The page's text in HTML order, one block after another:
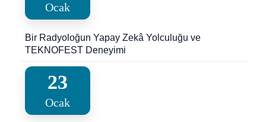
Ocak
Bir Radyoloğun Yapay Zekâ Yolculuğu ve
TEKNOFEST Deneyimi
23
Ocak